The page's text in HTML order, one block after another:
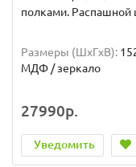
полками. Распашной
Размеры (ШxГxВ):
МДФ / зеркало
27990р.
Уведомить